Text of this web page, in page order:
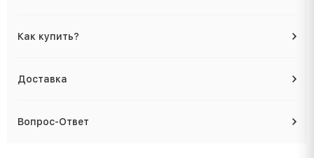
Как купить?
Доставка
Вопрос-Ответ